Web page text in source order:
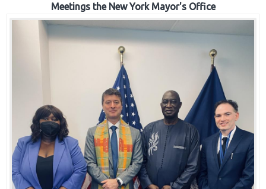
Meetings the New York Mayor's Office